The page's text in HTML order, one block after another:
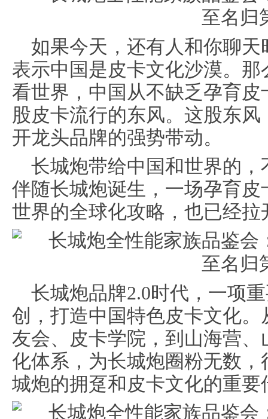
如果今天，还有人和你聊
表示中国是皮卡文化沙漠。
看世界，中国从不缺乏孕育
股皮卡流行的东风。这股东
开龙头品牌的强势带动。
长城炮带给中国和世界的
伴随长城炮诞生，一场孕育
世界的全球化攻略，也已经拉
长城炮品牌2.0时代，一项
创，打造中国特色皮卡文化
友会、皮卡学院，到山海营
化体系，为长城炮圈粉无数
城炮的拥趸和皮卡文化的重要